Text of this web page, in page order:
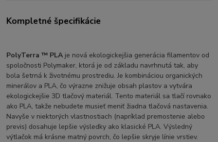
Kompletné špecifikácie
PolyTerra ™ PLA je nová ekologickejšia generácia filamentov od
spoločnosti Polymaker, ktorá je od základu navrhnutá tak, aby
bola šetrná k životnému prostrediu. Je kombináciou organických
minerálov a PLA, čo výrazne znižuje obsah plastov a vytvára
ekologickejšie 3D tlačový materiál. Tento materiál sa tlačí rovnako
ako PLA, takže nebudete musieť meniť žiadna tlačová nastavenia.
Navyše v niektorých vlastnostiach (napríklad premostenie alebo
previs) dosahuje lepšie výsledky ako klasické PLA. Výsledný
výtlačok má krásne matný povrch, čo lepšie skryje línie vrstiev.